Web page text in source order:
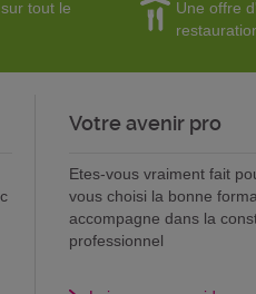
tout le
Une offre
Votre avenir pro
Etes-vous vraiment fait
vous choisi la bonne
accompagne dans la
professionnel